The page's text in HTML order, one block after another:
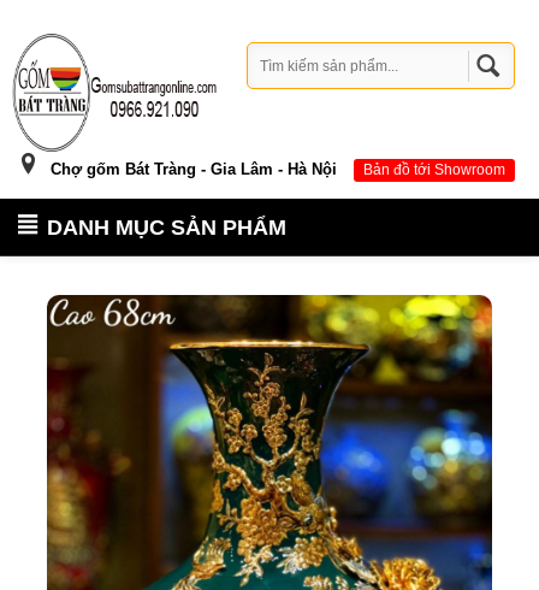
Chợ gốm Bát Tràng - Gia Lâm - Hà Nội Bản đồ tới Showroom
DANH MỤC SẢN PHẨM